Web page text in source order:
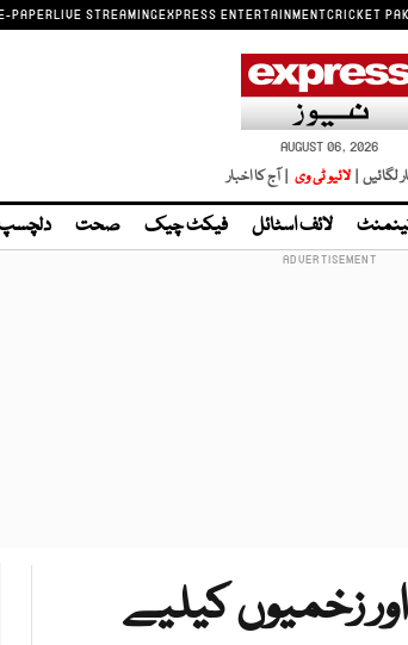
PAPERLIVE STREAMINGEXPRESS ENTERTAINMENTCRICKET
AUGUST 06, 2026
لگائیں | لائیو ٹی وی | آج کا اخبار
لائف اسٹائل فیکٹ چیک صحت
زخمیوں کیلیے